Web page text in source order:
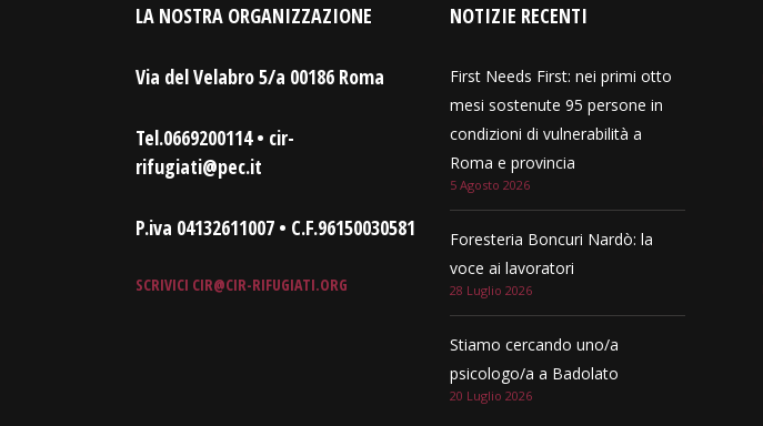
LA NOSTRA ORGANIZZAZIONE
Via del Velabro 5/a 00186 Roma
Tel.0669200114 • cir-
rifugiati@pec.it
P.iva 04132611007 • C.F.96150030581
SCRIVICI CIR@CIR-RIFUGIATI.ORG
NOTIZIE RECENTI
First Needs First: nei primi otto
mesi sostenute 95 persone in
condizioni di vulnerabilità a
Roma e provincia
5 Agosto 2026
Foresteria Boncuri Nardò: la
voce ai lavoratori
28 Luglio 2026
Stiamo cercando uno/a
psicologo/a a Badolato
20 Luglio 2026